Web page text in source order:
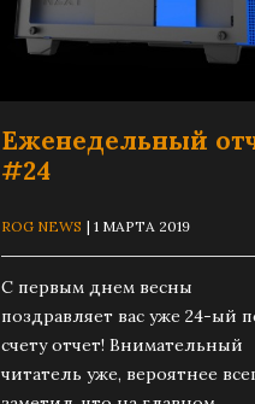
Еженедельный
#24
ROG NEWS | 1 МАРТА 2019
C первым днем весны
поздравляет вас уже 24-ый
счету отчет! Внимательный
читатель уже, вероятнее